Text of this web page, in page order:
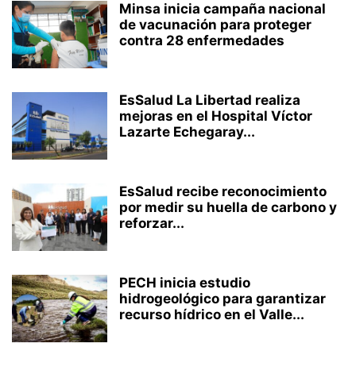
Minsa inicia campaña nacional
de vacunación para proteger
contra 28 enfermedades
EsSalud La Libertad realiza
mejoras en el Hospital Víctor
Lazarte Echegaray...
EsSalud recibe reconocimiento
por medir su huella de carbono y
reforzar...
PECH inicia estudio
hidrogeológico para garantizar
recurso hídrico en el Valle...